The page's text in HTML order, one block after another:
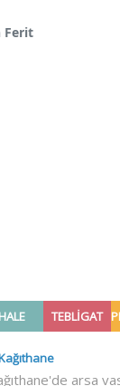
Ferit